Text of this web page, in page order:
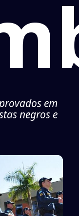
em
negros e